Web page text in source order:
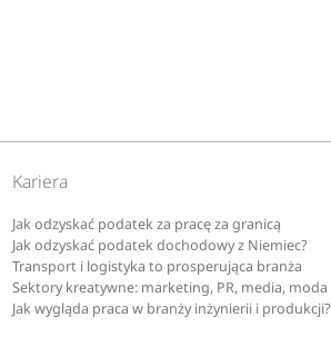
Kariera
Jak odzyskać podatek za pracę za granicą
Jak odzyskać podatek dochodowy z Niemiec?
Transport i logistyka to prosperująca branża
Sektory kreatywne: marketing, PR, media, moda
Jak wygląda praca w branży inżynierii i produkcji?